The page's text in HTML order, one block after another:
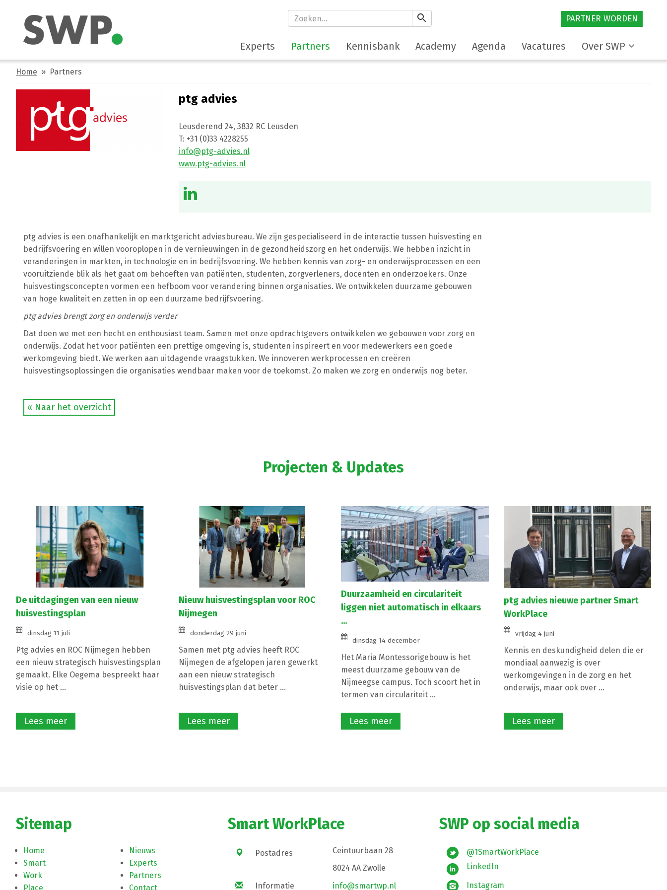
search PARTNER WORDEN
Experts Partners Kennisbank Academy Agenda Vacatures Over SWP
Home » Partners
ptg advies
Leusderend 24, 3832 RC Leusden
T: +31 (0)33 4228255
info@ptg-advies.nl
www.ptg-advies.nl
ptg advies is een onafhankelijk en marktgericht adviesbureau. We zijn gespecialiseerd in de interactie tussen huisvesting en
bedrijfsvoering en willen vooroplopen in de vernieuwingen in de gezondheidszorg en het onderwijs. We hebben inzicht in
veranderingen in markten, in technologie en in bedrijfsvoering. We hebben kennis van zorg- en onderwijsprocessen en een
vooruitziende blik als het gaat om behoeften van patiënten, studenten, zorgverleners, docenten en onderzoekers. Onze
huisvestingsconcepten vormen een hefboom voor verandering binnen organisaties. We ontwikkelen duurzame gebouwen
van hoge kwaliteit en zetten in op een duurzame bedrijfsvoering.
ptg advies brengt zorg en onderwijs verder
Dat doen we met een hecht en enthousiast team. Samen met onze opdrachtgevers ontwikkelen we gebouwen voor zorg en
onderwijs. Zodat het voor patiënten een prettige omgeving is, studenten inspireert en voor medewerkers een goede
werkomgeving biedt. We werken aan uitdagende vraagstukken. We innoveren werkprocessen en creëren
huisvestingsoplossingen die organisaties wendbaar maken voor de toekomst. Zo maken we zorg en onderwijs nog beter.
« Naar het overzicht
Projecten & Updates
De uitdagingen van een nieuw
huisvestingsplan
dinsdag 11 juli
Ptg advies en ROC Nijmegen hebben
een nieuw strategisch huisvestingsplan
gemaakt. Elke Oegema bespreekt haar
visie op het ...
Lees meer
Nieuw huisvestingsplan voor ROC
Nijmegen
donderdag 29 juni
Samen met ptg advies heeft ROC
Nijmegen de afgelopen jaren gewerkt
aan een nieuw strategisch
huisvestingsplan dat beter ...
Lees meer
Duurzaamheid en circulariteit
liggen niet automatisch in elkaars
...
dinsdag 14 december
Het Maria Montessorigebouw is het
meest duurzame gebouw van de
Nijmeegse campus. Toch scoort het in
termen van circulariteit ...
Lees meer
ptg advies nieuwe partner Smart
WorkPlace
vrijdag 4 juni
Kennis en deskundigheid delen die er
mondiaal aanwezig is over
werkomgevingen in de zorg en het
onderwijs, maar ook over ...
Lees meer
Sitemap
Home
Smart
Work
Place
Nieuws
Experts
Partners
Contact
Smart WorkPlace
Postadres
Ceintuurbaan 28
8024 AA Zwolle
Informatie
info@smartwp.nl
SWP op social media
@1SmartWorkPlace
LinkedIn
Instagram